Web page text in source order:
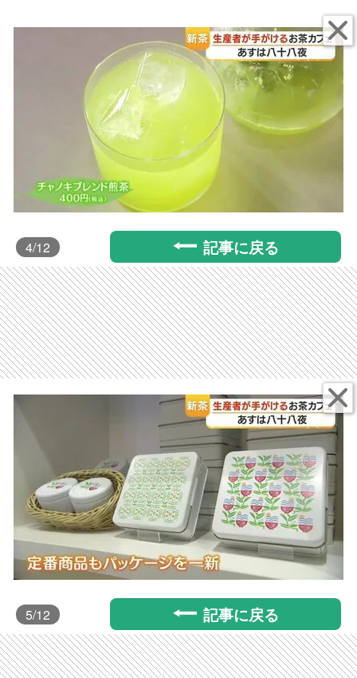
4/12 記事に戻る
5/12 記事に戻る